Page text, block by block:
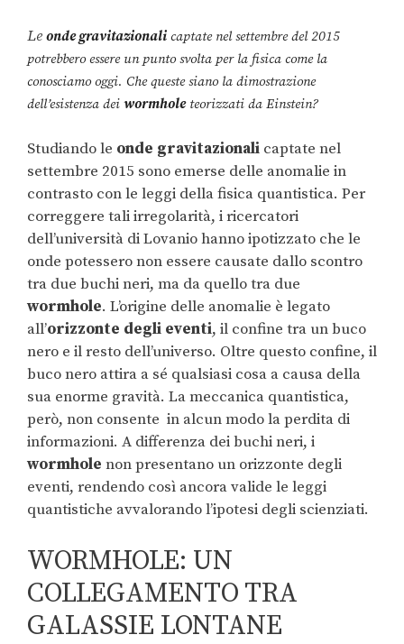
Le onde gravitazionali captate nel settembre del 2015
potrebbero essere un punto svolta per la fisica come la
conosciamo oggi. Che queste siano la dimostrazione
dell’esistenza dei wormholeteorizzati da Einstein?
Studiando le onde gravitazionali captate nel
settembre 2015 sono emerse delle anomalie in
contrasto con le leggi della fisica quantistica. Per
correggere tali irregolarità, i ricercatori
dell’università di Lovanio hanno ipotizzato che le
onde potessero non essere causate dallo scontro
tra due buchi neri, ma da quello tra due
wormhole. L’origine delle anomalie è legato
all’orizzonte degli eventi, il confine tra un buco
nero e il resto dell’universo. Oltre questo confine, il
buco nero attira a sé qualsiasi cosa a causa della
sua enorme gravità. La meccanica quantistica,
però, non consente in alcun modo la perdita di
informazioni. A differenza dei buchi neri, i
wormhole non presentano un orizzonte degli
eventi, rendendo così ancora valide le leggi
quantistiche avvalorando l’ipotesi degli scienziati.
WORMHOLE: UN
COLLEGAMENTO TRA
GALASSIE LONTANE